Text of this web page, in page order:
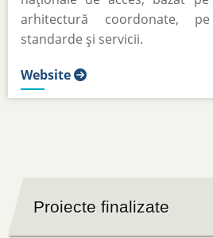
arhitectură coordonate,
standarde și servicii.
Website
Proiecte finalizate